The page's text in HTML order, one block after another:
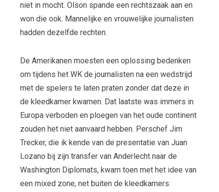
niet in mocht. Olson spande een rechtszaak aan en
won die ook. Mannelijke en vrouwelijke journalisten
hadden dezelfde rechten.
De Amerikanen moesten een oplossing bedenken
om tijdens het WK de journalisten na een wedstrijd
met de spelers te laten praten zonder dat deze in
de kleedkamer kwamen. Dat laatste was immers in
Europa verboden en ploegen van het oude continent
zouden het niet aanvaard hebben. Perschef Jim
Trecker, die ik kende van de presentatie van Juan
Lozano bij zijn transfer van Anderlecht naar de
Washington Diplomats, kwam toen met het idee van
een mixed zone, net buiten de kleedkamers.